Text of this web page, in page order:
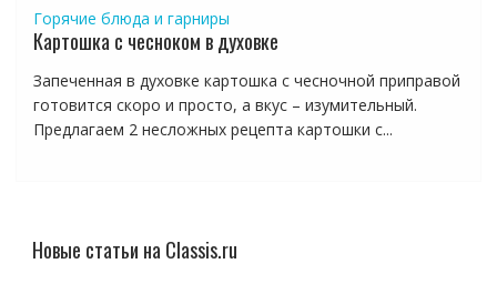
Горячие блюда и гарниры
Картошка с чесноком в духовке
Запеченная в духовке картошка с чесночной приправой
готовится скоро и просто, а вкус – изумительный.
Предлагаем 2 несложных рецепта картошки с...
Новые статьи на Classis.ru